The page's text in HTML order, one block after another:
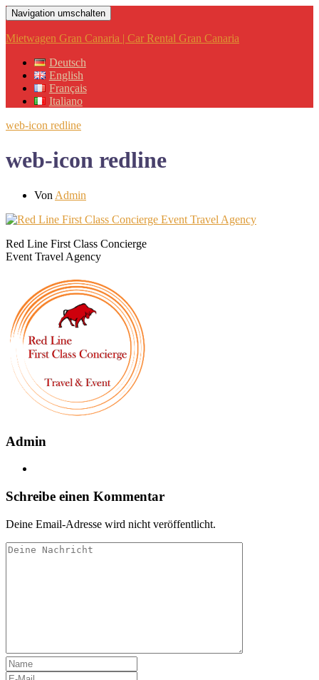
Navigation umschalten
Mietwagen Gran Canaria | Car Rental Gran Canaria
Deutsch
English
Français
Italiano
web-icon redline
web-icon redline
Von Admin
Red Line First Class Concierge
Event Travel Agency
Admin
Schreibe einen Kommentar
Deine Email-Adresse wird nicht veröffentlicht.